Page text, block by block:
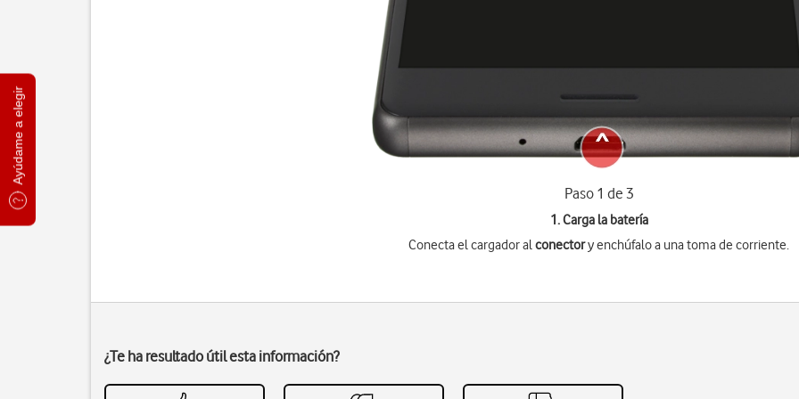
Ayúdame a elegir
Paso 1 de 3
1. Carga la batería
Conecta el cargador alconectory enchúfalo a una toma de corriente.
¿Te ha resultado útil esta información?